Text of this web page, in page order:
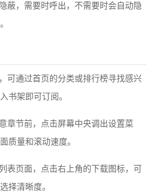
蔽，需要时呼出，不需要时会自动隐
可通过首页的分类或排行榜寻找感兴
书架即可订阅。
章节前，点击屏幕中央调出设置菜
质量和滚动速度。
表页面，点击右上角的下载图标，可
择清晰度。